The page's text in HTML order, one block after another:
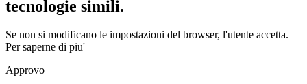
tecnologie simili.
Se non si modificano le impostazioni del browser, l'utente accetta.
Per saperne di piu'
Approvo